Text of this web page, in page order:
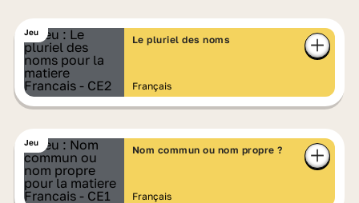
Jeu
Le pluriel des noms
Français
Jeu
Nom commun ou nom propre ?
Français